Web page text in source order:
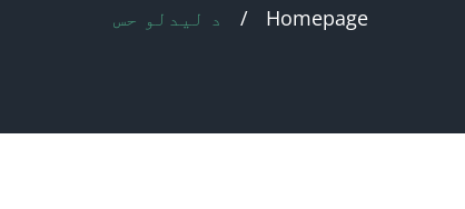
Homepage د لیدلو حس